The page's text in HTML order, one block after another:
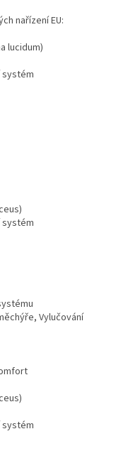
nařízení EU:
lucidum)
systém
systém
Vylučování
systém